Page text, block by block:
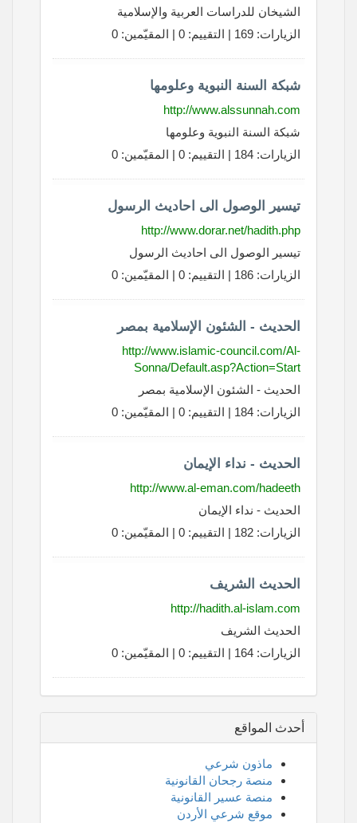
الشيخان للدراسات العربية والإسلامية
الزيارات: 169 | التقييم: 0 | المقيّمين: 0
شبكة السنة النبوية وعلومها
http://www.alssunnah.com
شبكة السنة النبوية وعلومها
الزيارات: 184 | التقييم: 0 | المقيّمين: 0
تيسير الوصول الى احاديث الرسول
http://www.dorar.net/hadith.php
تيسير الوصول الى احاديث الرسول
الزيارات: 186 | التقييم: 0 | المقيّمين: 0
الحديث - الشئون الإسلامية بمصر
http://www.islamic-council.com/Al-
Sonna/Default.asp?Action=Start
الحديث - الشئون الإسلامية بمصر
الزيارات: 184 | التقييم: 0 | المقيّمين: 0
الحديث - نداء الإيمان
http://www.al-eman.com/hadeeth
الحديث - نداء الإيمان
الزيارات: 182 | التقييم: 0 | المقيّمين: 0
الحديث الشريف
http://hadith.al-islam.com
الحديث الشريف
الزيارات: 164 | التقييم: 0 | المقيّمين: 0
أحدث المواقع
ماذون شرعي
منصة رجحان القانونية
منصة عسير القانونية
موقع شرعي الأردن